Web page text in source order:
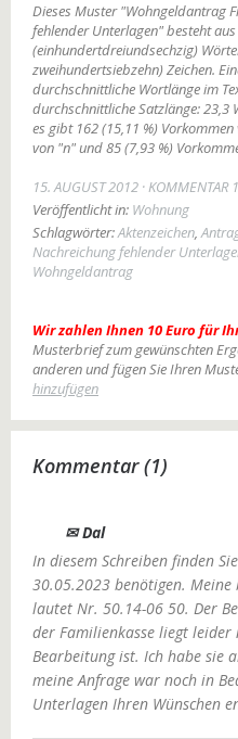
Dieses Muster "Wohngeldantrag
fehlender Unterlagen" besteht
(einhundertdreiundsechzig)
zweihundertsiebzehn) Zeichen.
durchschnittliche Wortlänge im
durchschnittliche Satzlänge: 23,3
es gibt 162 (15,11 %)
von "n" und 85 (7,93 %)
15. AUGUST 2012 KOMMENTAR 1
Veröffentlicht in: Wohnung
Schlagwörter:Aktenzeichen,
Nachreichung fehlender
Wohngeldantrag
Wir zahlen Ihnen 10 Euro für
Musterbrief zum gewünschten
anderen und fügen Sie Ihren
hinzufügen
Kommentar (1)
✉ Dal
In diesem Schreiben finden
30.05.2023 benötigen.
lautet Nr. 50.14-06 50. Der
der Familienkasse liegt
Bearbeitung ist. Ich habe sie
meine Anfrage war noch in
Unterlagen Ihren Wünschen